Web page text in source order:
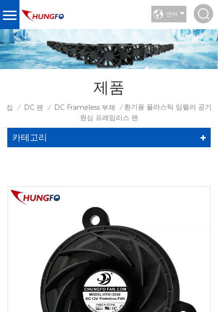
언어
제품
집 / DC 팬 / DC Frameless 부채 / 환기용 플라스틱 임펠러 공기
원심 프레임리스 팬
카테고리